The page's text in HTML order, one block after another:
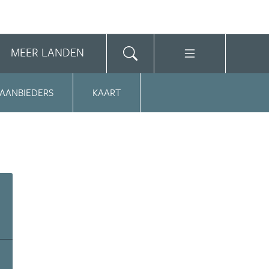
MEER LANDEN
KAART